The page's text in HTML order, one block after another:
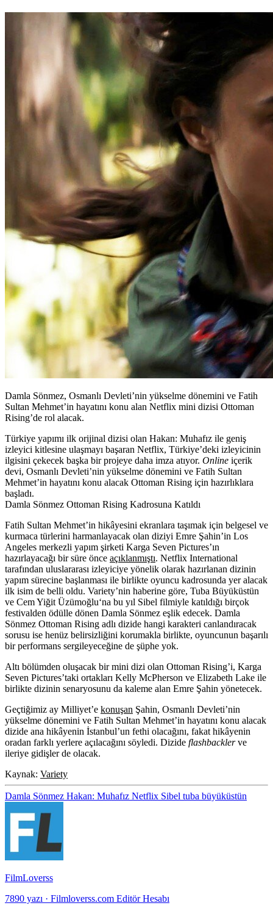
Damla Sönmez, Osmanlı Devleti’nin yükselme dönemini ve Fatih
Sultan Mehmet’in hayatını konu alan Netflix mini dizisi Ottoman
Rising’de rol alacak.
Türkiye yapımı ilk orijinal dizisi olan Hakan: Muhafız ile geniş
izleyici kitlesine ulaşmayı başaran Netflix, Türkiye’deki izleyicinin
ilgisini çekecek başka bir projeye daha imza atıyor. Online içerik
devi, Osmanlı Devleti’nin yükselme dönemini ve Fatih Sultan
Mehmet’in hayatını konu alacak Ottoman Rising için hazırlıklara
başladı.
Damla Sönmez Ottoman Rising Kadrosuna Katıldı
Fatih Sultan Mehmet’in hikâyesini ekranlara taşımak için belgesel ve
kurmaca türlerini harmanlayacak olan diziyi Emre Şahin’in Los
Angeles merkezli yapım şirketi Karga Seven Pictures’ın
hazırlayacağı bir süre önce açıklanmıştı. Netflix International
tarafından uluslararası izleyiciye yönelik olarak hazırlanan dizinin
yapım sürecine başlanması ile birlikte oyuncu kadrosunda yer alacak
ilk isim de belli oldu. Variety’nin haberine göre, Tuba Büyüküstün
ve Cem Yiğit Üzümoğlu‘na bu yıl Sibel filmiyle katıldığı birçok
festivalden ödülle dönen Damla Sönmez eşlik edecek. Damla
Sönmez Ottoman Rising adlı dizide hangi karakteri canlandıracak
sorusu ise henüz belirsizliğini korumakla birlikte, oyuncunun başarılı
bir performans sergileyeceğine de şüphe yok.
Altı bölümden oluşacak bir mini dizi olan Ottoman Rising’i, Karga
Seven Pictures’taki ortakları Kelly McPherson ve Elizabeth Lake ile
birlikte dizinin senaryosunu da kaleme alan Emre Şahin yönetecek.
Geçtiğimiz ay Milliyet’e konuşan Şahin, Osmanlı Devleti’nin
yükselme dönemini ve Fatih Sultan Mehmet’in hayatını konu alacak
dizide ana hikâyenin İstanbul’un fethi olacağını, fakat hikâyenin
oradan farklı yerlere açılacağını söyledi. Dizide flashbacklerve
ileriye gidişler de olacak.
Kaynak: Variety
Damla Sönmez Hakan: Muhafız Netflix Sibel tuba büyüküstün
FilmLoverss
7890 yazı · Filmloverss.com Editör Hesabı